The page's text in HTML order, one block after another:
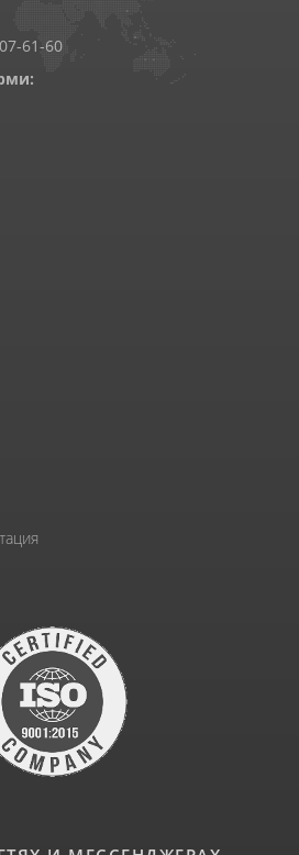
61-60